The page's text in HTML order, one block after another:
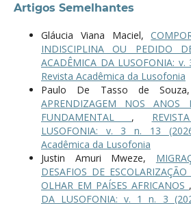
Artigos Semelhantes
Gláucia Viana Maciel,
INDISCIPLINA OU PEDIDO
ACADÊMICA DA LUSOFONIA:
Revista Acadêmica da Lusofonia
Paulo De Tasso de
APRENDIZAGEM NOS ANOS
FUNDAMENTAL ,
LUSOFONIA: v. 3 n. 13
Acadêmica da Lusofonia
Justin Amuri Mweze,
DESAFIOS DE
OLHAR EM PAÍSES AFRICANOS ,
DA LUSOFONIA: v. 1 n. 3